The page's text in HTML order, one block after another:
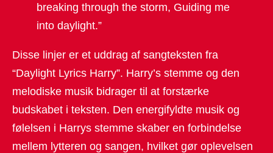
breaking through the storm, Guiding me
into daylight.”
Disse linjer er et uddrag af sangteksten fra
“Daylight Lyrics Harry”. Harry’s stemme og den
melodiske musik bidrager til at forstærke
budskabet i teksten. Den energifyldte musik og
følelsen i Harrys stemme skaber en forbindelse
mellem lytteren og sangen, hvilket gør oplevelsen